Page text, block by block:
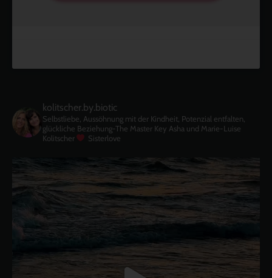
kolitscher.by.biotic
Selbstliebe, Aussöhnung mit der Kindheit, Potenzial entfalten,
glückliche Beziehung-The Master Key Asha und Marie-Luise
Kolitscher
Sisterlove